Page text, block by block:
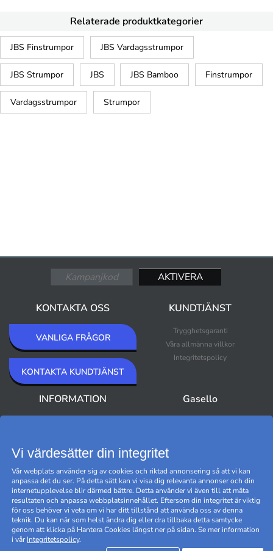
Relaterade produktkategorier
JBS Finstrumpor JBS Vardagsstrumpor
JBS Strumpor JBS JBS Bamboo Finstrumpor
Vardagsstrumpor Strumpor
KONTAKTA OSS
VANLIGA FRÅGOR
KONTAKTA KUNDTJÄNST
KUNDTJÄNST
Trygghetsgaranti
Våra allmänna villkor
Integritetspolicy
INFORMATION Gasello
Black Friday
Hantera cookies
Vi värdesätter din integritet
Vår webplats använder sig av cookies och riktad annonsering så att vi kan
anpassa det du ser. På detta sätt kan vi visa dig relevanta annonser och din
internetupplevelse blir därmed bättre. Detta använder vi även till att mäta
resultaten och anpassa webbplatsinnehållet. Eftersom din integritet är viktig
för oss behöver vi veta om vi har ditt tillstånd att använda oss av denna
teknik. Du kan när som helst ändra dig eller dra tillbaka detta samtycke
genom att klicka på Hantera Cookies längst ner på sidan. Se mer information
i vårIntegritetspolicy.